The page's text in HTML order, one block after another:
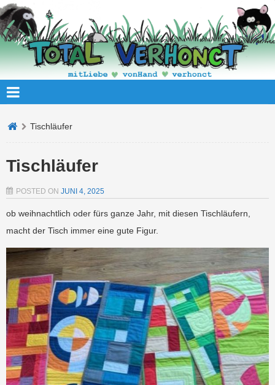
Tischläufer
Tischläufer
POSTED ON JUNI 4, 2025
ob weihnachtlich oder fürs ganze Jahr, mit diesen Tischläufern,
macht der Tisch immer eine gute Figur.